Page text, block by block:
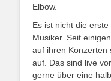
Elbow.
Es ist nicht die
Musiker. Seit
auf ihren Konzerten
auf. Das sind live
gerne über eine